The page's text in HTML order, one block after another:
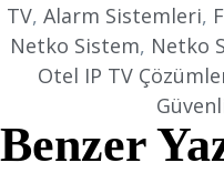
TV, Alarm Sistemleri,
Netko Sistem, Netko
Otel IP TV
Benzer